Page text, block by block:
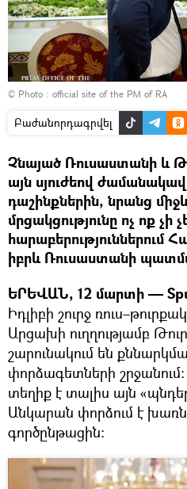
© Photo : official site of the PM of RA
Բաժանորդագրվել
Չնայած Ռուսաստանի և
այն սյուժեով
դաշինքներին, նրանց
մրցակցությունը ոչ ոք չի
հարաբերություններում
իբրև Ռուսաստանի
ԵՐԵՎԱՆ, 12 մարտի —
Իդլիբի շուրջ
Արցախի ուղղությամբ
շարունակում են
փորձագետների
տեղիք է տալիս այն
Անկարան փորձում է
գործընթացին։